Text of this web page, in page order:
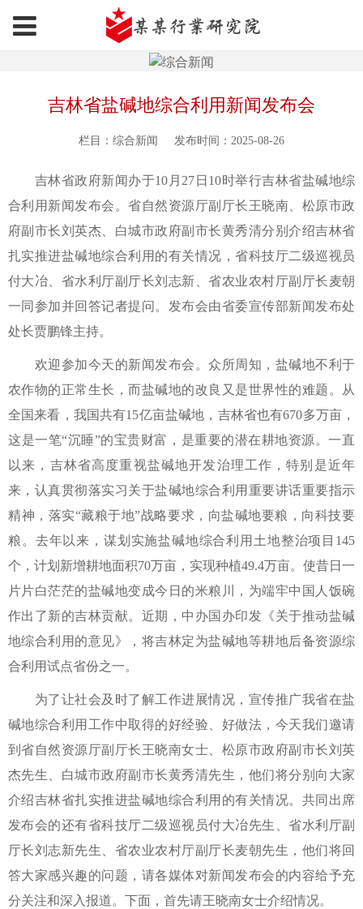
吉林省盐碱地综合利用新闻发布会
栏目：综合新闻 发布时间：2025-08-26
吉林省政府新闻办于10月27日10时举行吉林省盐碱地综
合利用新闻发布会。省自然资源厅副厅长王晓南、松原市政
府副市长刘英杰、白城市政府副市长黄秀清分别介绍吉林省
扎实推进盐碱地综合利用的有关情况，省科技厅二级巡视员
付大冶、省水利厅副厅长刘志新、省农业农村厅副厅长麦朝
一同参加并回答记者提问。发布会由省委宣传部新闻发布处
处长贾鹏锋主持。
欢迎参加今天的新闻发布会。众所周知，盐碱地不利于
农作物的正常生长，而盐碱地的改良又是世界性的难题。从
全国来看，我国共有15亿亩盐碱地，吉林省也有670多万亩，
这是一笔“沉睡”的宝贵财富，是重要的潜在耕地资源。一直
以来，吉林省高度重视盐碱地开发治理工作，特别是近年
来，认真贯彻落实习关于盐碱地综合利用重要讲话重要指示
精神，落实“藏粮于地”战略要求，向盐碱地要粮，向科技要
粮。去年以来，谋划实施盐碱地综合利用土地整治项目145
个，计划新增耕地面积70万亩，实现种植49.4万亩。使昔日一
片片白茫茫的盐碱地变成今日的米粮川，为端牢中国人饭碗
作出了新的吉林贡献。近期，中办国办印发《关于推动盐碱
地综合利用的意见》，将吉林定为盐碱地等耕地后备资源综
合利用试点省份之一。
为了让社会及时了解工作进展情况，宣传推广我省在盐
碱地综合利用工作中取得的好经验、好做法，今天我们邀请
到省自然资源厅副厅长王晓南女士、松原市政府副市长刘英
杰先生、白城市政府副市长黄秀清先生，他们将分别向大家
介绍吉林省扎实推进盐碱地综合利用的有关情况。共同出席
发布会的还有省科技厅二级巡视员付大冶先生、省水利厅副
厅长刘志新先生、省农业农村厅副厅长麦朝先生，他们将回
答大家感兴趣的问题，请各媒体对新闻发布会的内容给予充
分关注和深入报道。下面，首先请王晓南女士介绍情况。